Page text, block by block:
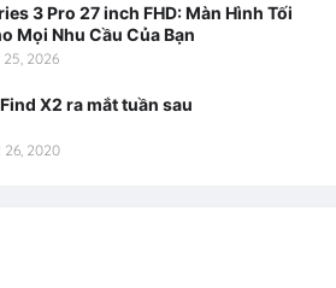
3 Pro 27 inch FHD: Màn Hình Tối
Mọi Nhu Cầu Của Bạn
2026
X2 ra mắt tuần sau
2020